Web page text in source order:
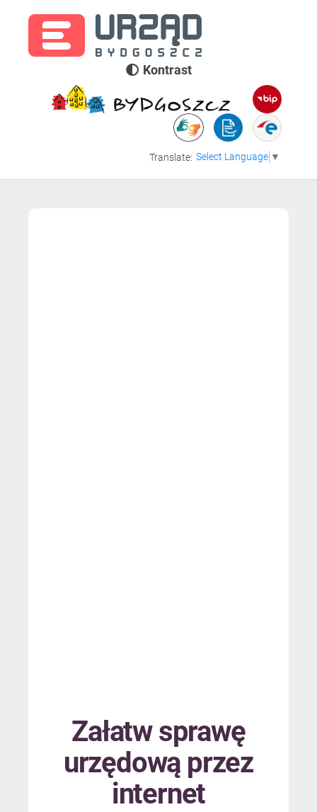
Kontrast
Select Language ▼
Translate:
Załatw sprawę
urzędową przez
internet